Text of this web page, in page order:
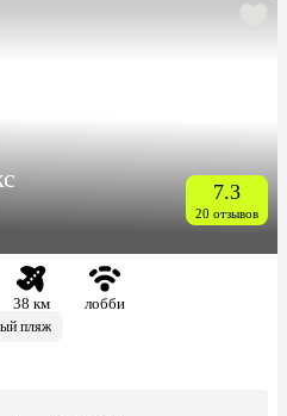
7.3
20 отзывов
38 км
лобби
пляж